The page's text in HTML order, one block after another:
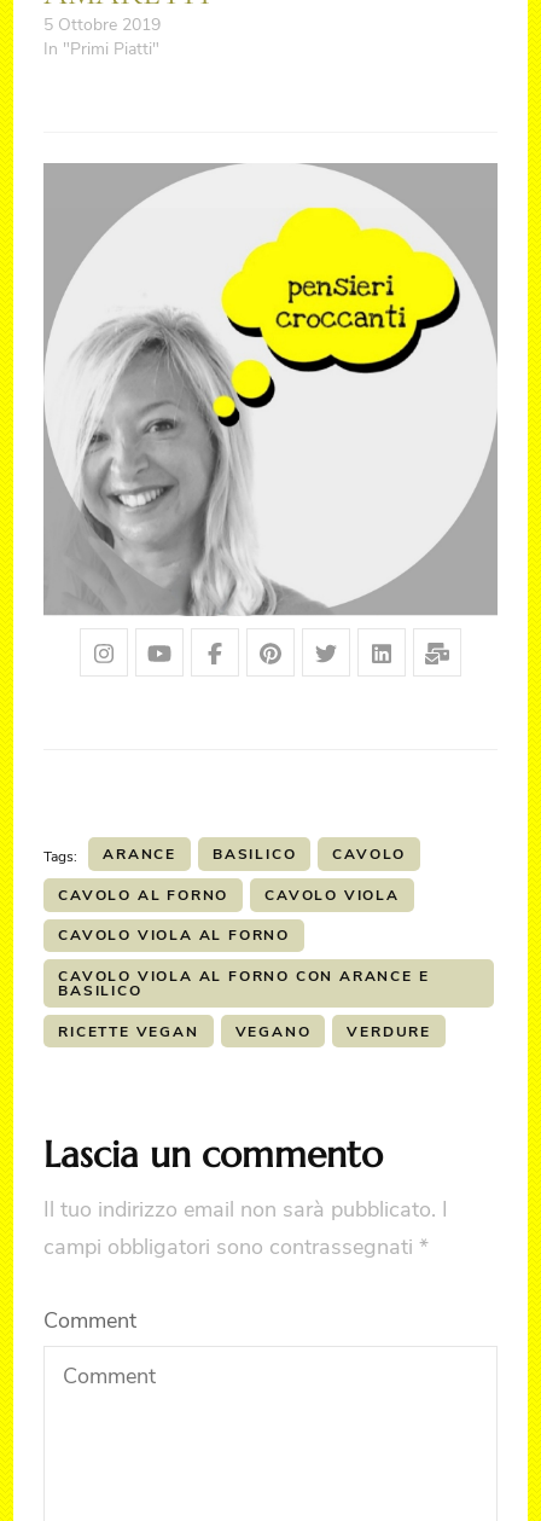
5 Ottobre 2019
In "Primi Piatti"
Tags: ARANCE BASILICO CAVOLO
CAVOLO AL FORNO CAVOLO VIOLA
CAVOLO VIOLA AL FORNO
CAVOLO VIOLA AL FORNO CON ARANCE E
BASILICO
RICETTE VEGAN VEGANO VERDURE
Lascia un commento
Il tuo indirizzo email non sarà pubblicato. I
campi obbligatori sono contrassegnati*
Comment